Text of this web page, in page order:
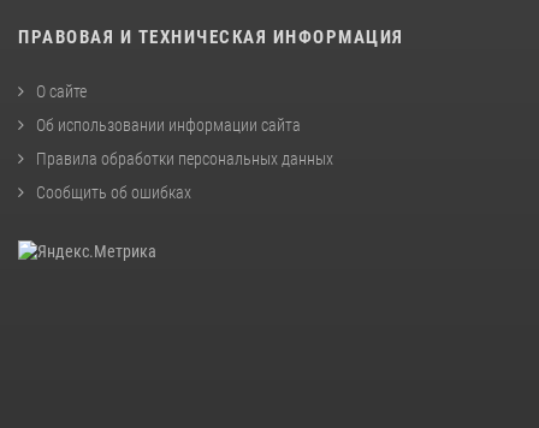
ПРАВОВАЯ И ТЕХНИЧЕСКАЯ ИНФОРМАЦИЯ
О сайте
Об использовании информации сайта
Правила обработки персональных данных
Сообщить об ошибках